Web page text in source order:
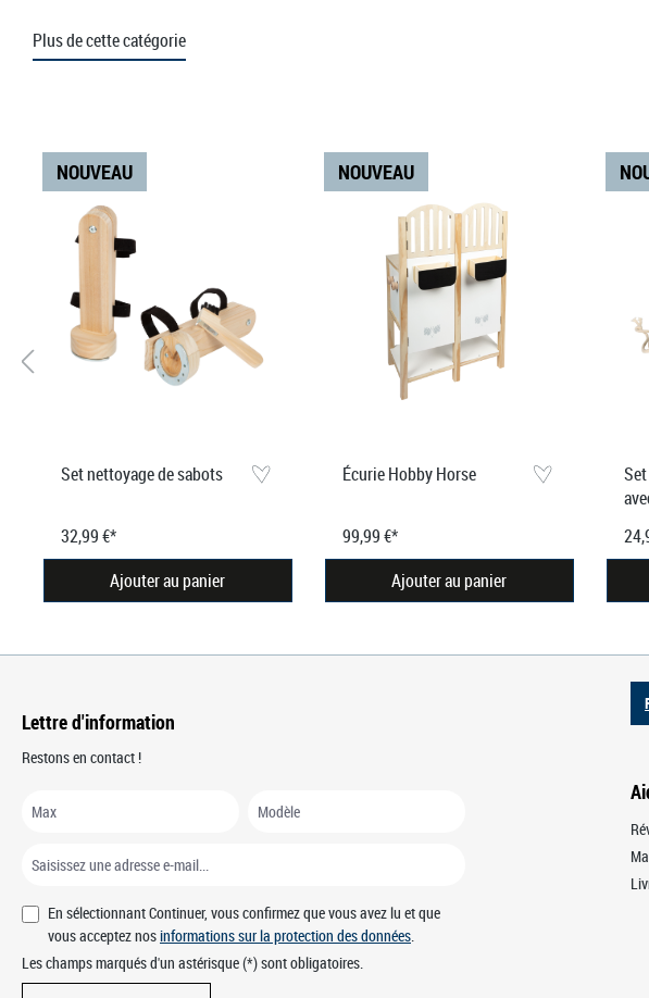
Plus de cette catégorie
NOUVEAU
Set nettoyage de sabots
32,99 €*
Ajouter au panier
NOUVEAU
Écurie Hobby Horse
99,99 €*
Ajouter au panier
Lettre d'information
Restons en contact !
En sélectionnant Continuer, vous confirmez que vous avez lu et que
vous acceptez nosinformations sur la protection des données.
Les champs marqués d'un astérisque (*) sont obligatoires.